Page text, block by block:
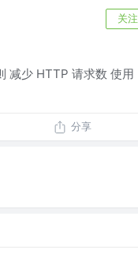
关注
减少 HTTP 请求数 使用
分享